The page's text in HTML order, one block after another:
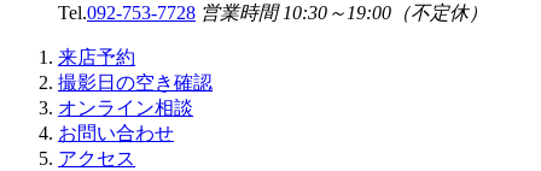
Tel.092-753-7728 営業時間 10:30～19:00（不定休）
来店予約
撮影日の空き確認
オンライン相談
お問い合わせ
アクセス